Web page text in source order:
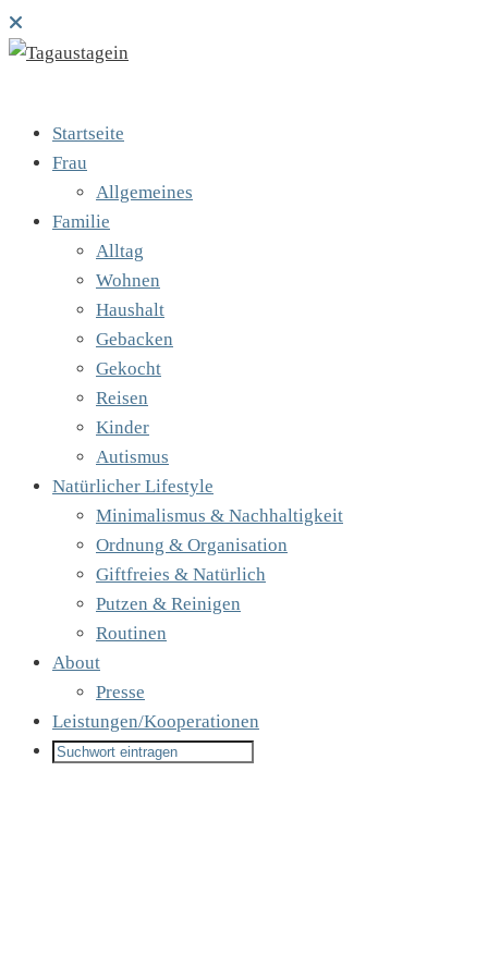
Startseite
Frau
Allgemeines
Familie
Alltag
Wohnen
Haushalt
Gebacken
Gekocht
Reisen
Kinder
Autismus
Natürlicher Lifestyle
Minimalismus & Nachhaltigkeit
Ordnung & Organisation
Giftfreies & Natürlich
Putzen & Reinigen
Routinen
About
Presse
Leistungen/Kooperationen